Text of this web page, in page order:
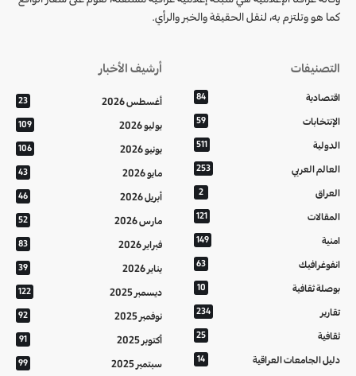
كما هو وتلتزم به، لنقل الحقيقة والخبر والرأي.
التصنيفات
اقتصادية 84
الإنتخابات 59
الدولية 511
العالم العربي 253
العراق 2
المقالات 121
امنية 149
انفوغرافيك 63
بوصلة ثقافية 10
تقارير 234
ثقافية 25
دليل الجامعات العراقية 14
أرشيف الأخبار
أغسطس 2026 23
يوليو 2026 109
يونيو 2026 106
مايو 2026 43
أبريل 2026 46
مارس 2026 52
فبراير 2026 83
يناير 2026 39
ديسمبر 2025 122
نوفمبر 2025 92
أكتوبر 2025 91
سبتمبر 2025 99